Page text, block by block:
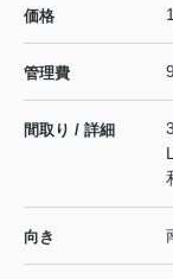
価格
管理費
間取り / 詳細
向き